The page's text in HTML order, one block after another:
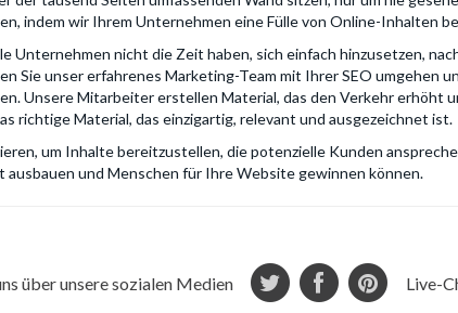
indem wir Ihrem Unternehmen eine Fülle von Online-Inhalten
Unternehmen nicht die Zeit haben, sich einfach hinzusetzen,
Sie unser erfahrenes Marketing-Team mit Ihrer SEO umgehen
Unsere Mitarbeiter erstellen Material, das den Verkehr erhöht
richtige Material, das einzigartig, relevant und ausgezeichnet ist.
um Inhalte bereitzustellen, die potenzielle Kunden
und Menschen für Ihre Website gewinnen können.
über unsere sozialen Medien Live-